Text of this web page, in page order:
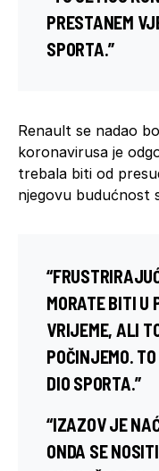
PRESTANEM
SPORTA.”
Renault se nadao
koronavirusa je
trebala biti od
njegovu budućnost
MORATE BITI U
VRIJEME, ALI
POČINJEMO.
DIO SPORTA.”
“IZAZOV JE
ONDA SE